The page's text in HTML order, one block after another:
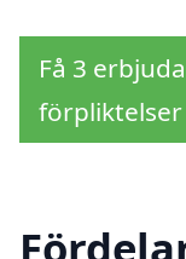
Få 3
förpliktelser